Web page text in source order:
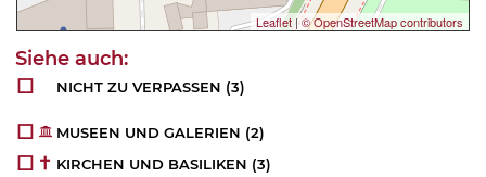
Leaflet |© OpenStreetMap contributors
NICHT ZU VERPASSEN (3)
MUSEEN UND GALERIEN (2)
KIRCHEN UND BASILIKEN (3)